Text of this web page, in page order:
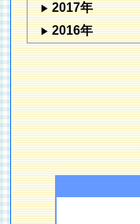
2017年
2016年